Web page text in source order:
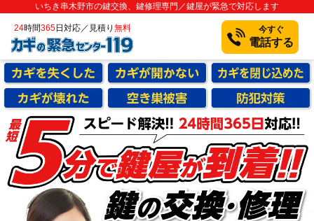
いちき串木野市の鍵交換、鍵修理専門／鍵屋が緊急で対応します
24時間365日対応／見積り 無料 今すぐ
電話する